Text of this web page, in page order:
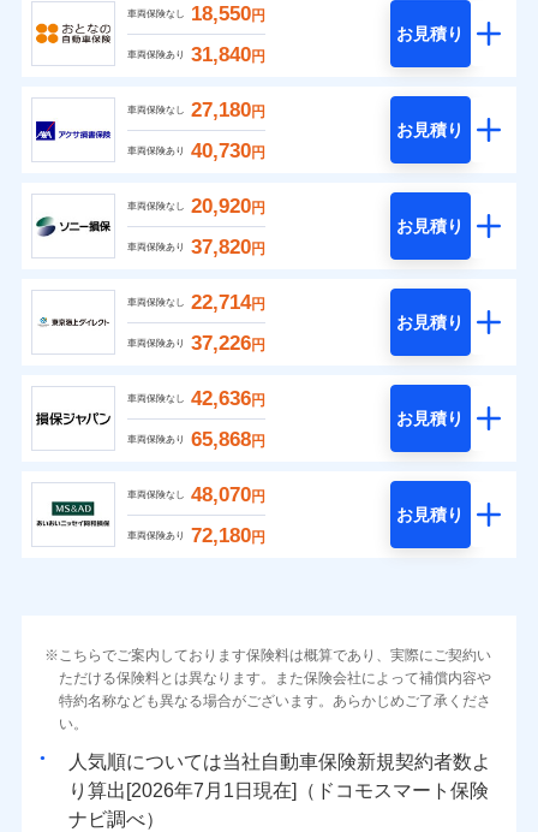
車両保険なし 18,550円
車両保険あり 31,840円
お見積り
車両保険なし 27,180円
車両保険あり 40,730円
お見積り
車両保険なし 20,920円
車両保険あり 37,820円
お見積り
車両保険なし 22,714円
車両保険あり 37,226円
お見積り
車両保険なし 42,636円
車両保険あり 65,868円
お見積り
車両保険なし 48,070円
車両保険あり 72,180円
お見積り
こちらでご案内しております保険料は概算であり、実際にご契約い
ただける保険料とは異なります。また保険会社によって補償内容や
特約名称なども異なる場合がございます。あらかじめご了承くださ
い。
人気順については当社
新規契約者数よ
り算出[
年 月
日現在]（ドコモスマート保険
ナビ調べ）